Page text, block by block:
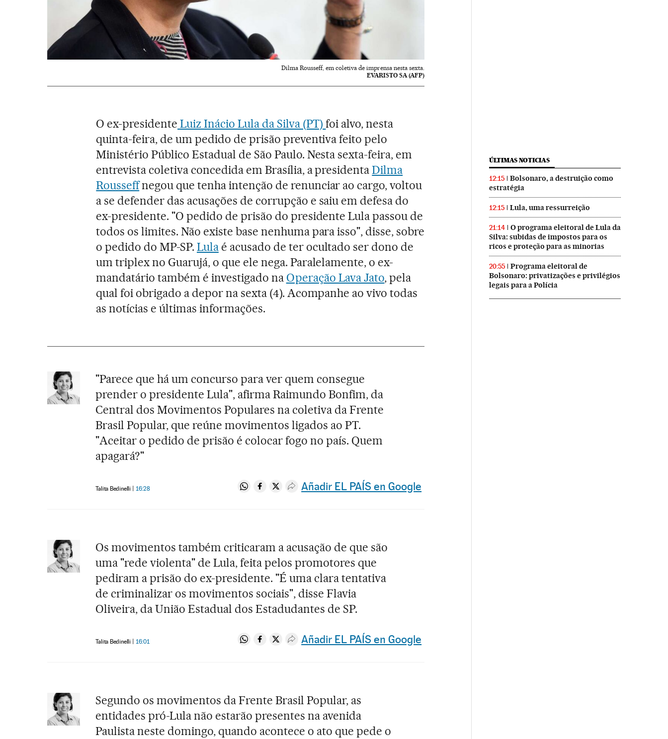
Dilma Rousseff, em coletiva de imprensa nesta sexta.
EVARISTO SA (AFP)
O ex-presidente Luiz Inácio Lula da Silva (PT)foi alvo, nesta
quinta-feira, de um pedido de prisão preventiva feito pelo
Ministério Público Estadual de São Paulo. Nesta sexta-feira, em
entrevista coletiva concedida em Brasília, a presidentaDilma
Rousseffnegou que tenha intenção de renunciar ao cargo, voltou
a se defender das acusações de corrupção e saiu em defesa do
ex-presidente. "O pedido de prisão do presidente Lula passou de
todos os limites. Não existe base nenhuma para isso", disse, sobre
o pedido do MP-SP. Lulaé acusado de ter ocultado ser dono de
um triplex no Guarujá, o que ele nega. Paralelamente, o ex-
mandatário também é investigado na Operação Lava Jato, pela
qual foi obrigado a depor na sexta (4). Acompanhe ao vivo todas
as notícias e últimas informações.
"Parece que há um concurso para ver quem consegue
prender o presidente Lula", afirma Raimundo Bonfim, da
Central dos Movimentos Populares na coletiva da Frente
Brasil Popular, que reúne movimentos ligados ao PT.
"Aceitar o pedido de prisão é colocar fogo no país. Quem
apagará?"
Talita Bedinelli 16:28 Compartir en Whatsapp
Compartir en Facebook
Compartir en Twitter
Desplegar Redes Sociales
Añadir EL PAÍS en Google
Os movimentos também criticaram a acusação de que são
uma "rede violenta" de Lula, feita pelos promotores que
pediram a prisão do ex-presidente. "É uma clara tentativa
de criminalizar os movimentos sociais", disse Flavia
Oliveira, da União Estadual dos Estadudantes de SP.
Talita Bedinelli 16:01 Compartir en Whatsapp
Compartir en Facebook
Compartir en Twitter
Desplegar Redes Sociales
Añadir EL PAÍS en Google
Segundo os movimentos da Frente Brasil Popular, as
entidades pró-Lula não estarão presentes na avenida
Paulista neste domingo, quando acontece o ato que pede o
ÚLTIMAS NOTICIAS
12:15
Bolsonaro, a destruição como
estratégia
12:15 Lula, uma ressurreição
21:14
O programa eleitoral de Lula da
Silva: subidas de impostos para os
ricos e proteção para as minorias
20:55
Programa eleitoral de
Bolsonaro: privatizações e privilégios
legais para a Polícia